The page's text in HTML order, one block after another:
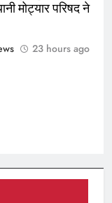
मोट्यार परिषद ने
23 hours ago